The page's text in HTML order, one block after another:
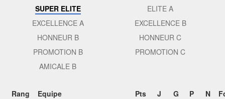
SUPER ELITE
ELITE A
EXCELLENCE A
EXCELLENCE B
HONNEUR B
HONNEUR C
PROMOTION B
PROMOTION C
AMICALE B
Rang Equipe Pts J G P N